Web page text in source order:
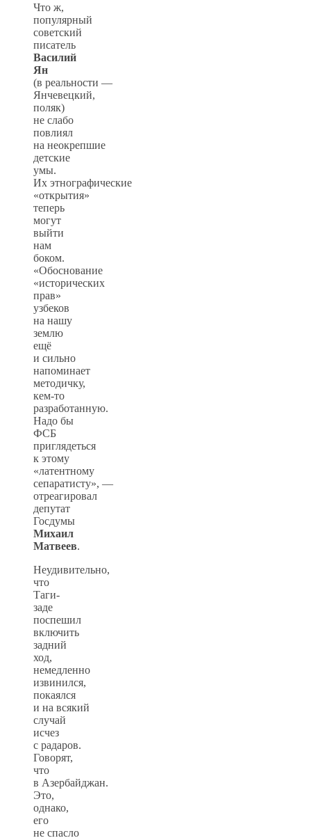
Что ж,
популярный
советский
писатель
Василий
Ян
(в реальности —
Янчевецкий,
поляк)
не слабо
повлиял
на неокрепшие
детские
умы.
Их этнографические
«открытия»
теперь
могут
выйти
нам
боком.
«Обоснование
«исторических
прав»
узбеков
на нашу
землю
ещё
и сильно
напоминает
методичку,
кем-то
разработанную.
Надо бы
ФСБ
приглядеться
к этому
«латентному
сепаратисту», —
отреагировал
депутат
Госдумы
Михаил
Матвеев.
Неудивительно,
что
Таги-
заде
поспешил
включить
задний
ход,
немедленно
извинился,
покаялся
и на всякий
случай
исчез
с радаров.
Говорят,
что
в Азербайджан.
Это,
однако,
его
не спасло